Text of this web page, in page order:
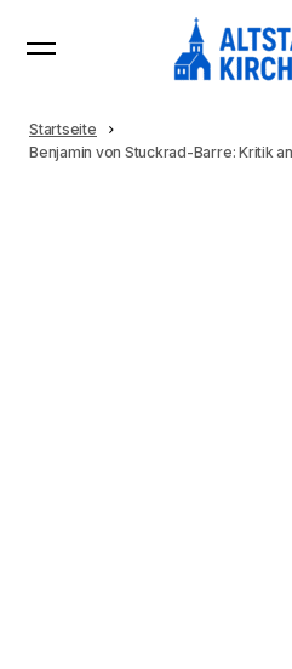
Startseite
Benjamin von Stuckrad-Barre: Kritik